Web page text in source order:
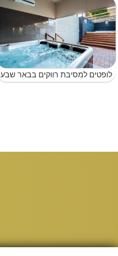
לופטים למסיבת רווקים בבאר שבע